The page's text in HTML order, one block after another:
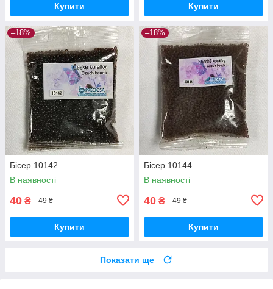
Купити Купити
–18%
Бісер 10142
В наявності
40 ₴ 49 ₴
Купити
–18%
Бісер 10144
В наявності
40 ₴ 49 ₴
Купити
Показати ще